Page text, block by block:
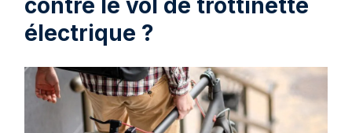
contre le vol de trottinette
électrique ?